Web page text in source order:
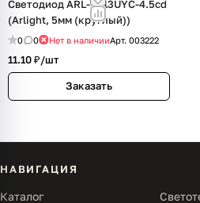
Светодиод ARL-5313UYC-4.5cd
(Arlight, 5мм (круглый))
0 0 Нет в наличииАрт. 003222
11.10 ₽/шт
Заказать
НАВИГАЦИЯ
Каталог